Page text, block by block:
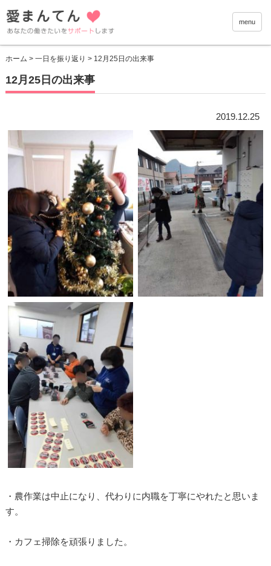
愛まん
menu
ホーム > 一日を振り返り > 12月25日の出来事
12月25日の出来事
2019.12.25
・農作業は中止になり、代わりに内職を丁寧にやれたと思いま
す。
・カフェ掃除を頑張りました。